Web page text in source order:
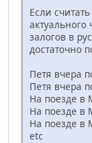
Если
залогов в
достаточно
Петя вчера
Петя вчера
На поезде в
На поезде в
На поезде в
etc